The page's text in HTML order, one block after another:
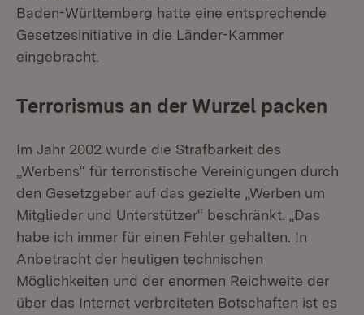
Baden-Württemberg hatte eine entsprechende
Gesetzesinitiative in die Länder-Kammer
eingebracht.
Terrorismus an der Wurzel packen
Im Jahr 2002 wurde die Strafbarkeit des
„Werbens“ für terroristische Vereinigungen durch
den Gesetzgeber auf das gezielte „Werben um
Mitglieder und Unterstützer“ beschränkt. „Das
habe ich immer für einen Fehler gehalten. In
Anbetracht der heutigen technischen
Möglichkeiten und der enormen Reichweite der
über das Internet verbreiteten Botschaften ist es